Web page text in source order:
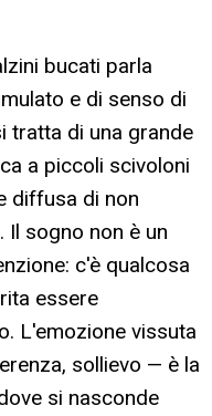
bucati parla
e di senso di
tratta di una grande
a piccoli scivoloni
diffusa di non
Il sogno non è un
c'è qualcosa
essere
L'emozione vissuta
sollievo — è la
si nasconde